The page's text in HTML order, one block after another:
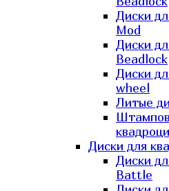
Диски
Mod
Диски
Beadlock
Диски
wheel
Литые
Диски для
Диски
Battle